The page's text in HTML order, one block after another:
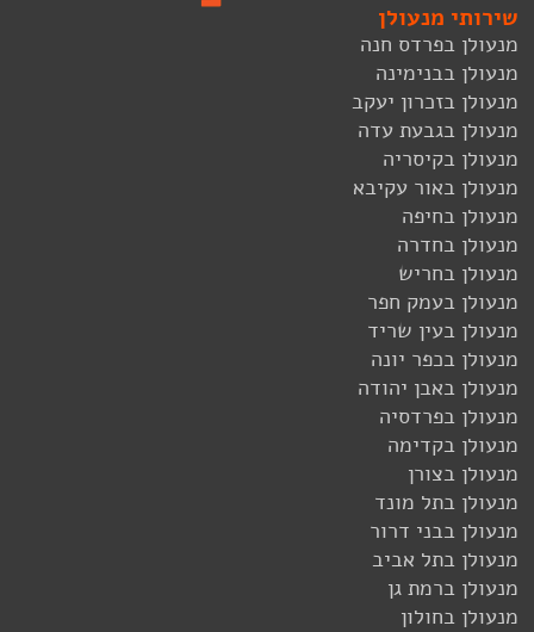
שירותי מנעולן
מנעולן בפרדס חנה
מנעולן בבנימינה
מנעולן בזכרון יעקב
מנעולן בגבעת עדה
מנעולן בקיסריה
מנעולן באור עקיבא
מנעולן בחיפה
מנעולן בחדרה
מנעולן בחריש
מנעולן בעמק חפר
מנעולן בעין שריד
מנעולן בכפר יונה
מנעולן באבן יהודה
מנעולן בפרדסיה
מנעולן בקדימה
מנעולן בצורן
מנעולן בתל מונד
מנעולן בבני דרור
מנעולן בתל אביב
מנעולן ברמת גן
מנעולן בחולון